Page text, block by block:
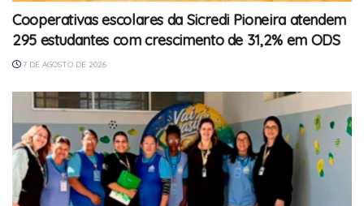
Cooperativas escolares da Sicredi Pioneira atendem
295 estudantes com crescimento de 31,2% em ODS
7 DE AGOSTO DE 2026